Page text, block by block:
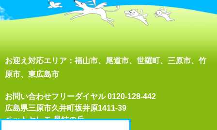
お迎え対応エリア：福山市、尾道市、世羅町、三原市、竹
原市、東広島市
お問い合わせフリーダイヤル0120-128-442
広島県三原市久井町坂井原1411-39
ペットセレモ 星結の丘